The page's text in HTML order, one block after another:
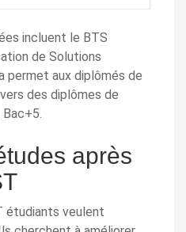
incluent le BTS
de Solutions
permet aux diplômés de
des diplômes de
après
étudiants veulent